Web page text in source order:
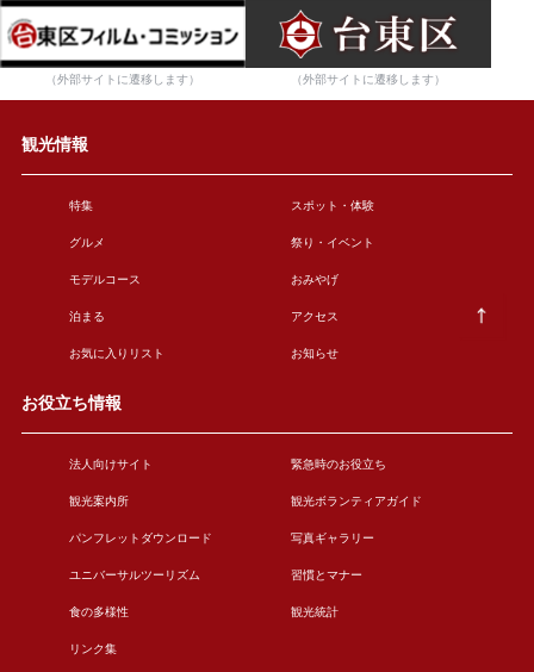
（外部サイトに遷移します） （外部サイトに遷移します）
観光情報
特集 スポット・体験
グルメ 祭り・イベント
モデルコース おみやげ
泊まる アクセス
お気に入りリスト お知らせ
お役立ち情報
法人向けサイト 緊急時のお役立ち
観光案内所 観光ボランティアガイド
パンフレットダウンロード 写真ギャラリー
ユニバーサルツーリズム 習慣とマナー
食の多様性 観光統計
リンク集